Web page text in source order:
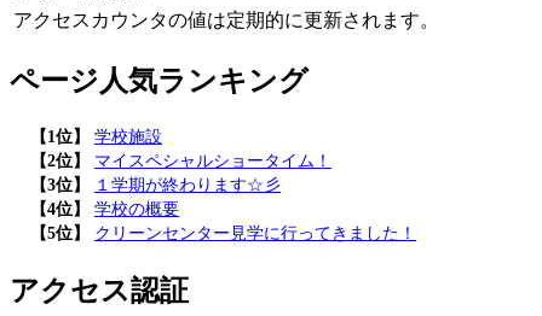
アクセスカウンタの値は定期的に更新されます。
ページ人気ランキング
【1位】
学校施設
【2位】
マイスペシャルショータイム！
【3位】
１学期が終わります☆彡
【4位】
学校の概要
【5位】
クリーンセンター見学に行ってきました！
アクセス認証